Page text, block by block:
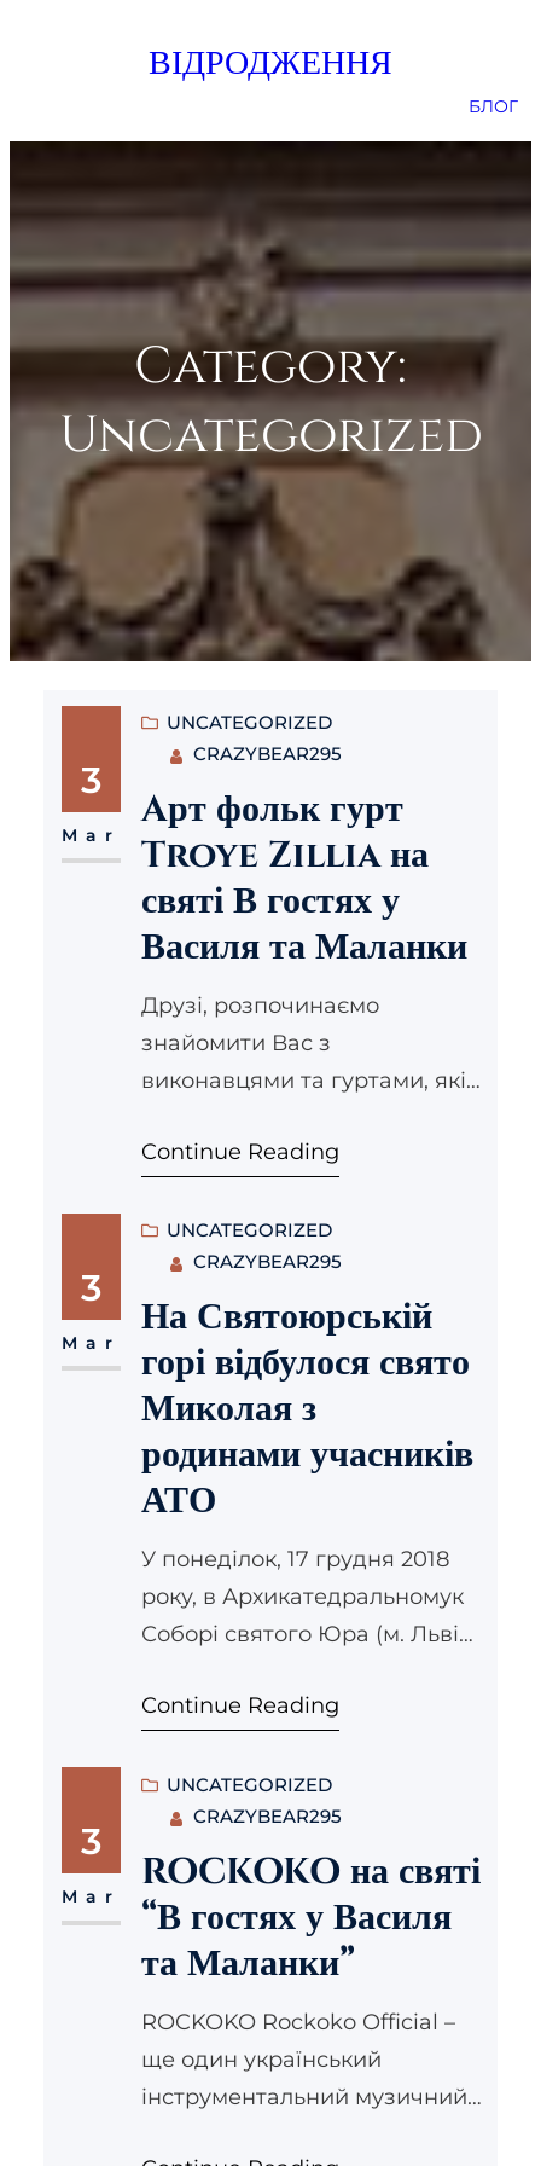
ВІДРОДЖЕННЯ
БЛОГ
Category:
Uncategorized
3
Mar
UNCATEGORIZED
CRAZYBEAR295
Aрт фольк гурт
Troye Zillia на
святі В гостях у
Василя та Маланки
Друзі, розпочинаємо
знайомити Вас з
виконавцями та гуртами, які
настрій на святі В гостях у
гурт Troye Zillia відомий
колектив, який вдало
презентує українську
культуру на сценах України,
східної та центральної
Європи і постійно дивує
слухачів своїм нетиповим
трактуванням народної
просто нереально…
Continue Reading
3
Mar
UNCATEGORIZED
CRAZYBEAR295
На Святоюрській
горі відбулося свято
Миколая з
родинами учасників
АТО
У понеділок, 17 грудня 2018
року, в Архикатедральномук
Соборі святого Юра (м. Львів,
свято Миколая з родинами
Преосвященний владика
Володимир звершив
Літукргію, а відтак діти
отримали подарунки, які вже
4 рік готує та надсилає
громада УГКЦ м. Лейпциг
(Німеччина). З дітьми із сімей
учасників АТО у Львівській
Архиєпархії…
Continue Reading
3
Mar
UNCATEGORIZED
CRAZYBEAR295
ROCKOKO на святі
“В гостях у Василя
та Маланки”
ROCKOKO Rockoko Official –
ще один український
інструментальний музичний